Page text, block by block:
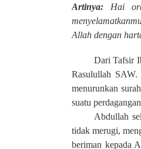
Artinya: Hai
Allah dengan
Dari Tafsir
Rasulullah
menurunkan
suatu
Abdullah
tidak merugi,
beriman kepada